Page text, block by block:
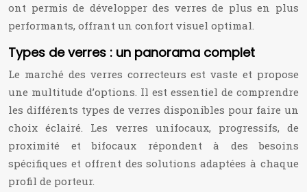
ont permis de développer des verres de plus en plus
performants, offrant un confort visuel optimal.
Types de verres : un panorama complet
Le marché des verres correcteurs est vaste et propose
une multitude d’options. Il est essentiel de comprendre
les différents types de verres disponibles pour faire un
choix éclairé. Les verres unifocaux, progressifs, de
proximité et bifocaux répondent à des besoins
spécifiques et offrent des solutions adaptées à chaque
profil de porteur.